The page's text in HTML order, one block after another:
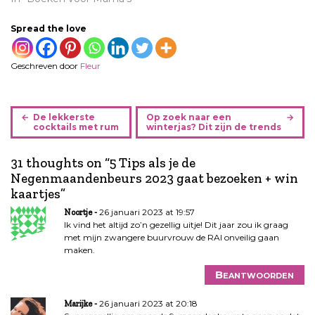
Spread the love
Geschreven door Fleur
B
r
i
c
h
t
n
a
a
De lekkerste
cocktails met rum
Op zoek naar een
winterjas? Dit zijn de trends
31 thoughts on “5 Tips als je de
Negenmaandenbeurs 2023 gaat bezoeken + win
kaartjes”
Noortje
26 januari 2023 at 19:57
Ik vind het altijd zo’n gezellig uitje! Dit jaar zou ik graag
met mijn zwangere buurvrouw de RAI onveilig gaan
maken.
Beantwoorden
Marijke
26 januari 2023 at 20:18